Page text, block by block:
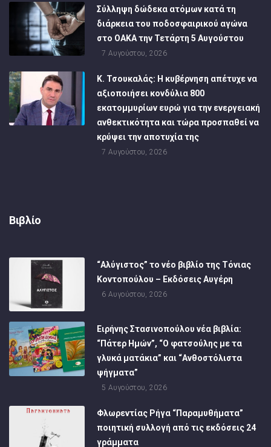
Σύλληψη δώδεκα ατόμων κατά τη
διάρκεια του ποδοσφαιρικού αγώνα
στο ΟΑΚΑ την Τετάρτη 5 Αυγούστου
7 Αυγούστου, 2026
Κ. Τσουκαλάς: Η κυβέρνηση απέτυχε να
αξιοποιήσει κονδύλια 800
εκατομμυρίων ευρώ για την ενεργειακή
ανθεκτικότητα και τώρα προσπαθεί να
κρύψει την αποτυχία της
7 Αυγούστου, 2026
Βιβλίο
“Αλύγιστος” το νέο βιβλίο της Τόνιας
Κοντοπούλου – Εκδόσεις Αυγέρη
6 Αυγούστου, 2026
Ειρήνης Στασινοπούλου νέα βιβλία:
“Πάτερ Ημών”, “Ο φατσούλης με τα
γλυκά ματάκια” και “Ανθοστόλιστα
ψήγματα”
5 Αυγούστου, 2026
Φλωρεντίας Ρήγα “Παραμυθήματα”
ποιητική συλλογή από τις εκδόσεις 24
γράμματα